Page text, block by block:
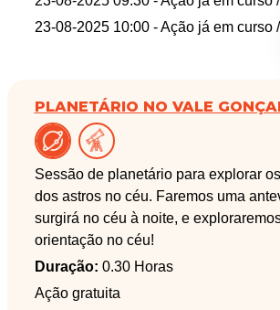
23-08-2025 10:00 - Ação já em curso /
PLANETÁRIO NO VALE
Sessão de planetário para explorar
dos astros no céu. Faremos uma
surgirá no céu à noite, e
orientação no céu!
Duração: 0.30 Horas
Ação gratuita